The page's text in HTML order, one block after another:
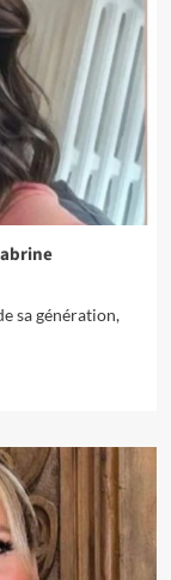
sa génération,